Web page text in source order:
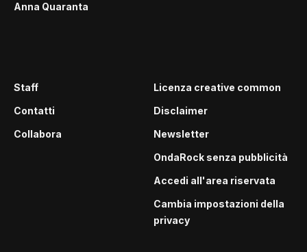
Anna Quaranta
Staff
Contatti
Collabora
Licenza creative common
Disclaimer
Newsletter
OndaRock senza pubblicità
Accedi all'area riservata
Cambia impostazioni della
privacy